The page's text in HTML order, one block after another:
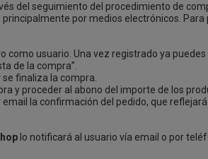
del seguimiento del procedimiento de
por medios electrónicos.
usuario. Una vez registrado ya
de la compra”.
finaliza la compra.
y proceder al abono del importe de los
la confirmación del pedido, que
lo notificará al usuario vía email o por